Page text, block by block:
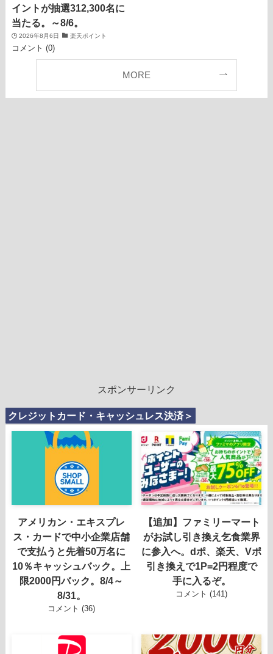
イントが抽選312,300名に
当たる。～8/6。
2026年8月6日 楽天ポイント
コメント (0)
MORE
スポンサーリンク
クレジットカード・キャッシュレス決済＞
アメリカン・エキスプレ
ス・カードで中小企業店舗
で支払うと先着50万名に
10％キャッシュバック。上
限2000円バック。8/4～
8/31。
コメント (36)
【追加】ファミリーマート
がお試し引き換え乞食業界
に参入へ。dポ、楽天、Vポ
引き換えで1P=2円程度で
手に入るぞ。
コメント (141)